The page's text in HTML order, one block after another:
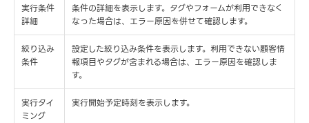
実行条件
詳細
条件の詳細を表示します。タグやフォームが利用できなく
なった場合は、エラー原因を併せて確認します。
絞り込み
条件
設定した絞り込み条件を表示します。利用できない顧客情
報項目やタグが含まれる場合は、エラー原因を確認しま
す。
実行タイ
ミング
実行開始予定時刻を表示します。